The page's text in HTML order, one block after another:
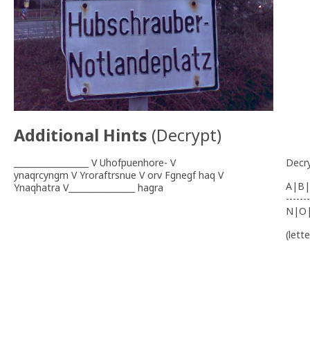
Additional Hints (Decrypt)
__________________ V Uhofpuenhore- V
ynaqrcyngm V Yroraftrsnue V orv Fgnegf haq V
Ynaqhatra V________________ hagra